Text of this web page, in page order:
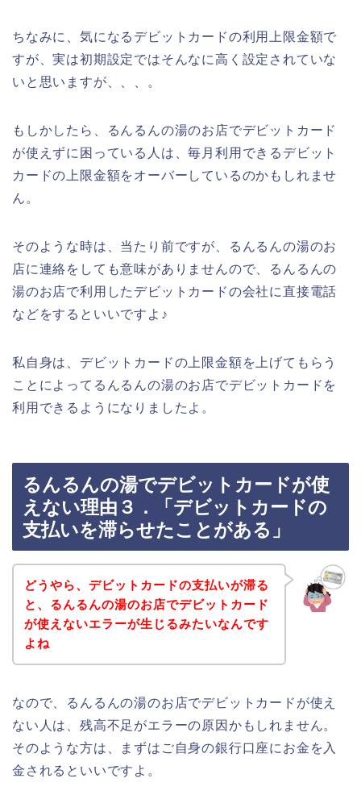
ちなみに、気になるデビットカードの利用上限金額で
すが、実は初期設定ではそんなに高く設定されていな
いと思いますが、、、。
もしかしたら、るんるんの湯のお店でデビットカード
が使えずに困っている人は、毎月利用できるデビット
カードの上限金額をオーバーしているのかもしれませ
ん。
そのような時は、当たり前ですが、るんるんの湯のお
店に連絡をしても意味がありませんので、るんるんの
湯のお店で利用したデビットカードの会社に直接電話
などをするといいですよ♪
私自身は、デビットカードの上限金額を上げてもらう
ことによってるんるんの湯のお店でデビットカードを
利用できるようになりましたよ。
るんるんの湯でデビットカードが使
えない理由３．「デビットカードの
支払いを滞らせたことがある」
どうやら、デビットカードの支払いが滞る
と、るんるんの湯のお店でデビットカード
が使えないエラーが生じるみたいなんです
よね
なので、るんるんの湯のお店でデビットカードが使え
ない人は、残高不足がエラーの原因かもしれません。
そのような方は、まずはご自身の銀行口座にお金を入
金されるといいですよ。